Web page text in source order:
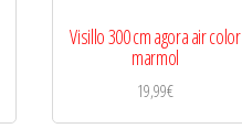
Visillo 300 cm agora air color
marmol
19,99€